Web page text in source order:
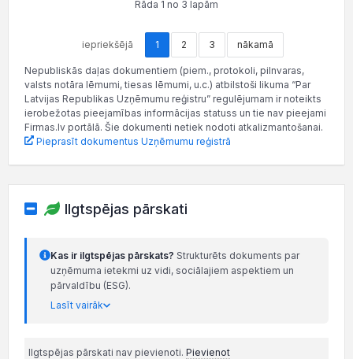
Rāda 1 no 3 lapām
iepriekšējā 1 2 3 nākamā
Nepubliskās daļas dokumentiem (piem., protokoli, pilnvaras,
valsts notāra lēmumi, tiesas lēmumi, u.c.) atbilstoši likuma “Par
Latvijas Republikas Uzņēmumu reģistru” regulējumam ir noteikts
ierobežotas pieejamības informācijas statuss un tie nav pieejami
Firmas.lv portālā. Šie dokumenti netiek nodoti atkalizmantošanai.
Pieprasīt dokumentus Uzņēmumu reģistrā
Ilgtspējas pārskati
Kas ir ilgtspējas pārskats? Strukturēts dokuments par
uzņēmuma ietekmi uz vidi, sociālajiem aspektiem un
pārvaldību (ESG).
Lasīt vairāk
Ilgtspējas pārskati nav pievienoti. Pievienot